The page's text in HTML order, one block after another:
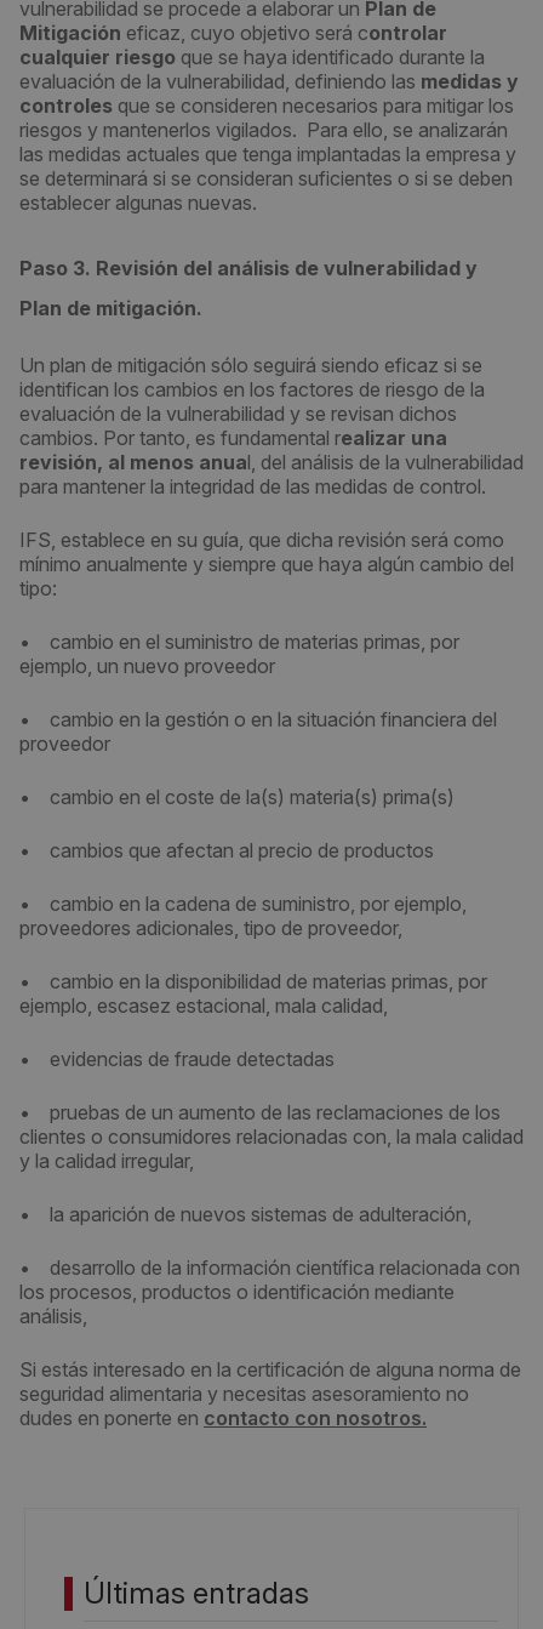
vulnerabilidad se procede a elaborar un Plan de
Mitigación eficaz, cuyo objetivo será controlar
cualquier riesgo que se haya identificado durante la
evaluación de la vulnerabilidad, definiendo las medidas y
controles que se consideren necesarios para mitigar los
riesgos y mantenerlos vigilados. Para ello, se analizarán
las medidas actuales que tenga implantadas la empresa y
se determinará si se consideran suficientes o si se deben
establecer algunas nuevas.
Paso 3. Revisión del análisis de vulnerabilidad y
Plan de mitigación.
Un plan de mitigación sólo seguirá siendo eficaz si se
identifican los cambios en los factores de riesgo de la
evaluación de la vulnerabilidad y se revisan dichos
cambios. Por tanto, es fundamental realizar una
revisión, al menos anual, del análisis de la vulnerabilidad
para mantener la integridad de las medidas de control.
IFS, establece en su guía, que dicha revisión será como
mínimo anualmente y siempre que haya algún cambio del
tipo:
• cambio en el suministro de materias primas, por
ejemplo, un nuevo proveedor
• cambio en la gestión o en la situación financiera del
proveedor
• cambio en el coste de la(s) materia(s) prima(s)
• cambios que afectan al precio de productos
• cambio en la cadena de suministro, por ejemplo,
proveedores adicionales, tipo de proveedor,
• cambio en la disponibilidad de materias primas, por
ejemplo, escasez estacional, mala calidad,
• evidencias de fraude detectadas
• pruebas de un aumento de las reclamaciones de los
clientes o consumidores relacionadas con, la mala calidad
y la calidad irregular,
• la aparición de nuevos sistemas de adulteración,
• desarrollo de la información científica relacionada con
los procesos, productos o identificación mediante
análisis,
Si estás interesado en la certificación de alguna norma de
seguridad alimentaria y necesitas asesoramiento no
dudes en ponerte en contacto con nosotros.
Últimas entradas